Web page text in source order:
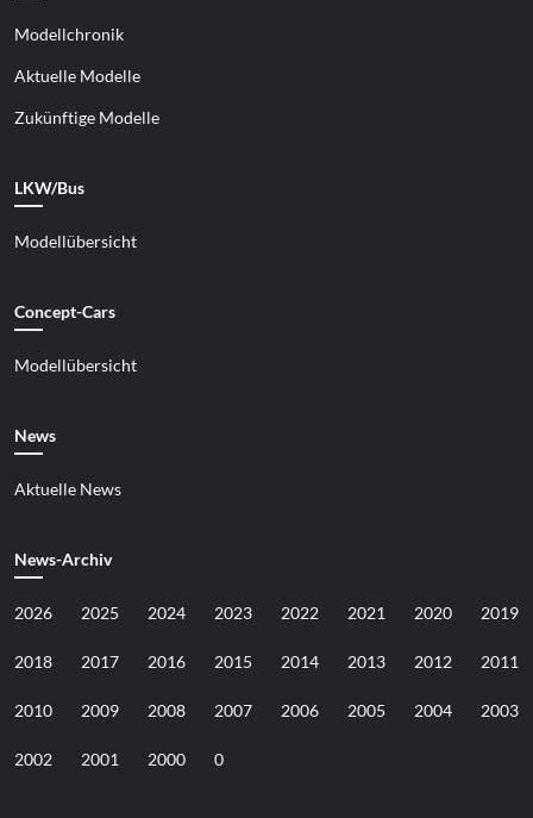
Modellchronik
Aktuelle Modelle
Zukünftige Modelle
LKW/Bus
Modellübersicht
Concept-Cars
Modellübersicht
News
Aktuelle News
News-Archiv
2026 2025 2024 2023 2022 2021 2020 2019
2018 2017 2016 2015 2014 2013 2012 2011
2010 2009 2008 2007 2006 2005 2004 2003
2002 2001 2000 0